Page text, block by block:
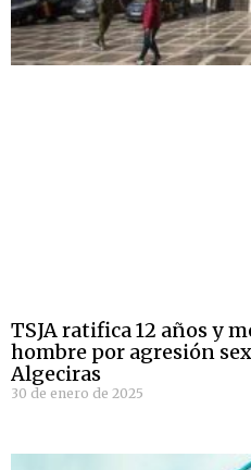
TSJA ratifica 12 años y
hombre por agresión
Algeciras
30 de enero de 2025